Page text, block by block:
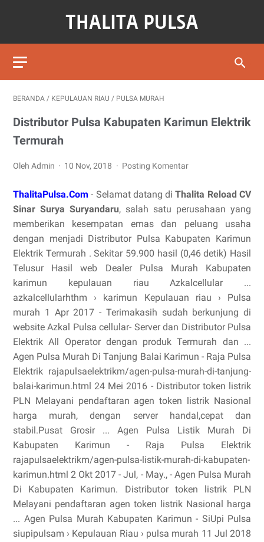
BERANDA / KEPULAUAN RIAU / PULSA MURAH
Distributor Pulsa Kabupaten Karimun Elektrik
Termurah
Oleh Admin 10 Nov, 2018 Posting Komentar
ThalitaPulsa.Com - Selamat datang diThalita Reload CV
Sinar Surya Suryandaru, salah satu perusahaan yang
memberikan kesempatan emas dan peluang usaha
dengan menjadi Distributor Pulsa Kabupaten Karimun
Elektrik Termurah . Sekitar 59.900 hasil (0,46 detik) Hasil
Telusur Hasil web Dealer Pulsa Murah Kabupaten
karimun kepulauan riau Azkalcellular ...
azkalcellularhthm › karimun Kepulauan riau › Pulsa
murah 1 Apr 2017 - Terimakasih sudah berkunjung di
website Azkal Pulsa cellular- Server dan Distributor Pulsa
Elektrik All Operator dengan produk Termurah dan ...
Agen Pulsa Murah Di Tanjung Balai Karimun - Raja Pulsa
Elektrik rajapulsaelektrikm/agen-pulsa-murah-di-tanjung-
balai-karimun.html 24 Mei 2016 - Distributor token listrik
PLN Melayani pendaftaran agen token listrik Nasional
harga murah, dengan server handal,cepat dan
stabil.Pusat Grosir ... Agen Pulsa Listik Murah Di
Kabupaten Karimun - Raja Pulsa Elektrik
rajapulsaelektrikm/agen-pulsa-listik-murah-di-kabupaten-
karimun.html 2 Okt 2017 - Jul, - May., - Agen Pulsa Murah
Di Kabupaten Karimun. Distributor token listrik PLN
Melayani pendaftaran agen token listrik Nasional harga
... Agen Pulsa Murah Kabupaten Karimun - SiUpi Pulsa
siupipulsam › Kepulauan Riau › pulsa murah 11 Jul 2018